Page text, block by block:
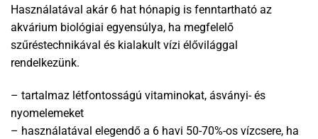
Használatával akár 6 hat hónapig is fenntartható az
akvárium biológiai egyensúlya, ha megfelelő
szűréstechnikával és kialakult vízi élővilággal
rendelkezünk.
– tartalmaz létfontosságú vitaminokat, ásványi- és
nyomelemeket
– használatával elegendő a 6 havi 50-70%-os vízcsere, ha